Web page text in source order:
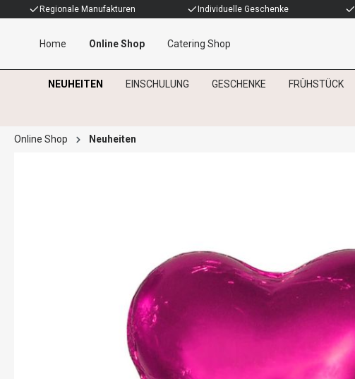
Regionale Manufakturen Individuelle Geschenke
Home Online Shop Catering Shop
NEUHEITEN EINSCHULUNG GESCHENKE FRÜHSTÜCK
Online Shop Neuheiten